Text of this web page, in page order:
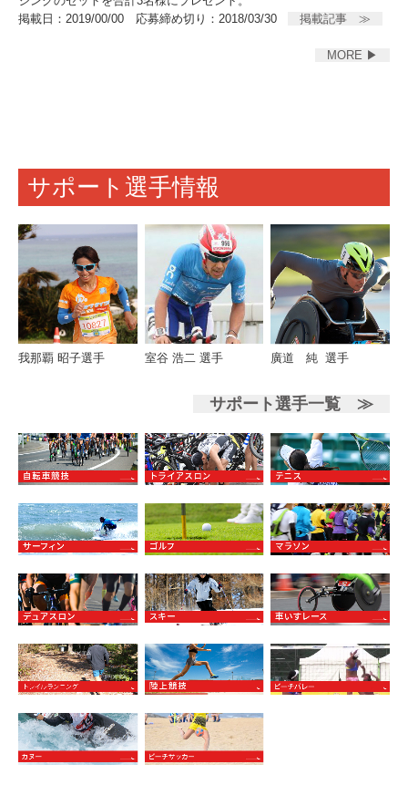
掲載日：2019/00/00 応募締め切り：2018/03/30
掲載記事 ≫
MORE ▶
サポート選手情報
我那覇 昭子選手 室谷 浩二 選手 廣道 純 選手
サポート選手一覧 ≫